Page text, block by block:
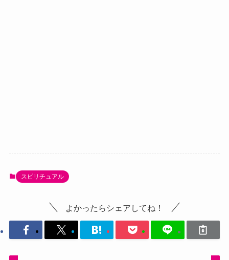
スピリチュアル
よかったらシェアしてね！